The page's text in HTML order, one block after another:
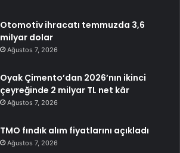
Otomotiv ihracatı temmuzda 3,6
milyar dolar
Ağustos 7, 2026
Oyak Çimento’dan 2026’nın ikinci
çeyreğinde 2 milyar TL net kâr
Ağustos 7, 2026
TMO fındık alım fiyatlarını açıkladı
Ağustos 7, 2026